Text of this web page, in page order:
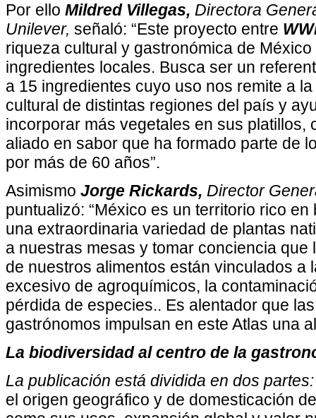
Por ello Mildred Villegas, Directora
Unilever, señaló: “Este proyecto entre
riqueza cultural y gastronómica de
ingredientes locales. Busca ser un
a 15 ingredientes cuyo uso nos remite a
cultural de distintas regiones del país y
incorporar más vegetales en sus platillos,
aliado en sabor que ha formado parte de
por más de 60 años”.
Asimismo Jorge Rickards, Director
puntualizó: “México es un territorio rico
una extraordinaria variedad de plantas
a nuestras mesas y tomar conciencia
de nuestros alimentos están vinculados a
excesivo de agroquímicos, la
pérdida de especies.. Es alentador que
gastrónomos impulsan en este Atlas una
La biodiversidad al centro de la
La publicación está dividida en dos partes:
el origen geográfico y de domesticación